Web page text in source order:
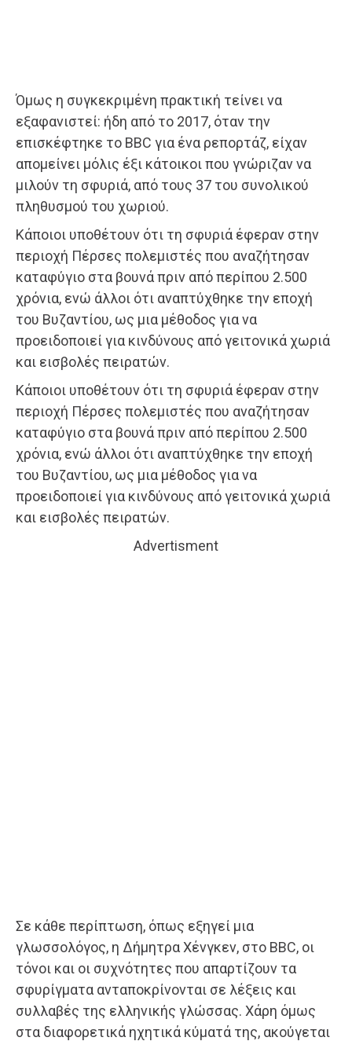
Όμως η συγκεκριμένη πρακτική τείνει να
εξαφανιστεί: ήδη από το 2017, όταν την
επισκέφτηκε το BBC για ένα ρεπορτάζ, είχαν
απομείνει μόλις έξι κάτοικοι που γνώριζαν να
μιλούν τη σφυριά, από τους 37 του συνολικού
πληθυσμού του χωριού.
Κάποιοι υποθέτουν ότι τη σφυριά έφεραν στην
περιοχή Πέρσες πολεμιστές που αναζήτησαν
καταφύγιο στα βουνά πριν από περίπου 2.500
χρόνια, ενώ άλλοι ότι αναπτύχθηκε την εποχή
του Βυζαντίου, ως μια μέθοδος για να
προειδοποιεί για κινδύνους από γειτονικά χωριά
και εισβολές πειρατών.
Κάποιοι υποθέτουν ότι τη σφυριά έφεραν στην
περιοχή Πέρσες πολεμιστές που αναζήτησαν
καταφύγιο στα βουνά πριν από περίπου 2.500
χρόνια, ενώ άλλοι ότι αναπτύχθηκε την εποχή
του Βυζαντίου, ως μια μέθοδος για να
προειδοποιεί για κινδύνους από γειτονικά χωριά
και εισβολές πειρατών.
Advertisment
Σε κάθε περίπτωση, όπως εξηγεί μια
γλωσσολόγος, η Δήμητρα Χένγκεν, στο BBC, οι
τόνοι και οι συχνότητες που απαρτίζουν τα
σφυρίγματα ανταποκρίνονται σε λέξεις και
συλλαβές της ελληνικής γλώσσας. Χάρη όμως
στα διαφορετικά ηχητικά κύματά της, ακούγεται